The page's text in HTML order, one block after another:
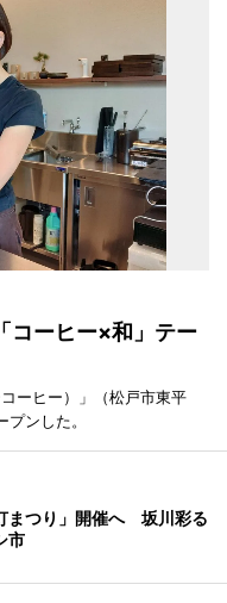
ーヒー×和」テー
ーヒー）」（松戸市東平
ンした。
まつり」開催へ 坂川彩る
市